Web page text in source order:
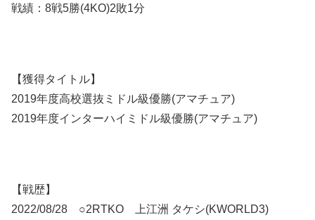
戦績：8戦5勝(4KO)2敗1分
【獲得タイトル】
2019年度高校選抜ミドル級優勝(アマチュア)
2019年度インターハイミドル級優勝(アマチュア)
【戦歴】
2022/08/28 ○2RTKO 上江洲 タケシ(KWORLD3)